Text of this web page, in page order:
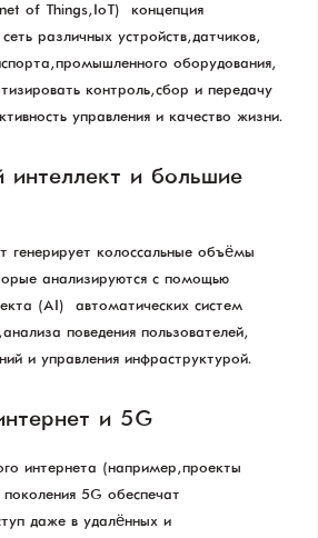
of Things, IoT) — концепция
различных устройств, датчиков,
промышленного оборудования,
контроль, сбор и передачу
управления и качество жизни.
интеллект и большие
генерирует колоссальные объёмы
анализируются с помощью
(AI) — автоматических систем
поведения пользователей,
и управления инфраструктурой.
и 5G
интернета (например, проекты
5G обеспечат
даже в удалённых и